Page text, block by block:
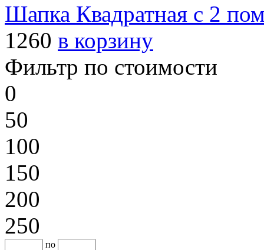
Шапка Квадратная с 2
1260 в корзину
Фильтр по стоимости
0
50
100
150
200
250
по